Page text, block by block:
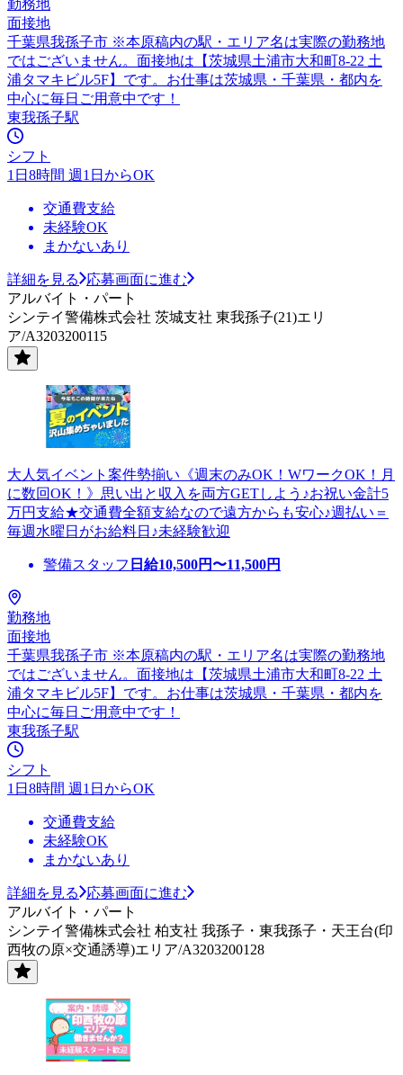
勤務地
面接地
千葉県我孫子市 ※本原稿内の駅・エリア名は実際の勤務地
ではございません。面接地は【茨城県土浦市大和町8-22 土
浦タマキビル5F】です。お仕事は茨城県・千葉県・都内を
中心に毎日ご用意中です！
東我孫子駅
シフト
1日8時間 週1日からOK
交通費支給
未経験OK
まかないあり
詳細を見る
応募画面に進む
アルバイト・パート
シンテイ警備株式会社 茨城支社 東我孫子(21)エリ
ア/A3203200115
大人気イベント案件勢揃い《週末のみOK！WワークOK！月
に数回OK！》思い出と収入を両方GETしよう♪お祝い金計5
万円支給★交通費全額支給なので遠方からも安心♪週払い＝
毎週水曜日がお給料日♪未経験歓迎
警備スタッフ 日給10,500円〜11,500円
勤務地
面接地
千葉県我孫子市 ※本原稿内の駅・エリア名は実際の勤務地
ではございません。面接地は【茨城県土浦市大和町8-22 土
浦タマキビル5F】です。お仕事は茨城県・千葉県・都内を
中心に毎日ご用意中です！
東我孫子駅
シフト
1日8時間 週1日からOK
交通費支給
未経験OK
まかないあり
詳細を見る
応募画面に進む
アルバイト・パート
シンテイ警備株式会社 柏支社 我孫子・東我孫子・天王台(印
西牧の原×交通誘導)エリア/A3203200128